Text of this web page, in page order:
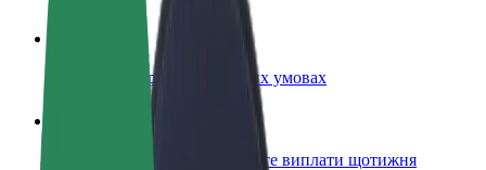
Стати водієм
Заробляйте гроші на власних умовах
Стати кур'єром
Доставляйте їжу та отримуйте виплати щотижня